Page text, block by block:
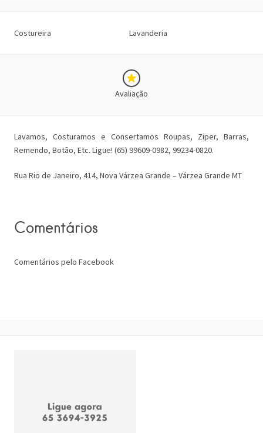
Costureira Lavanderia
Avaliação
Lavamos, Costuramos e Consertamos Roupas, Ziper, Barras,
Remendo, Botão, Etc. Ligue! (65) 99609-0982, 99234-0820.
Rua Rio de Janeiro, 414, Nova Várzea Grande – Várzea Grande MT
Comentários
Comentários pelo Facebook